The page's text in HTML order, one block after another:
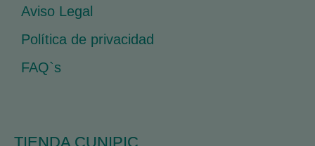
Aviso Legal
Política de privacidad
FAQ`s
TIENDA CUNIPIC